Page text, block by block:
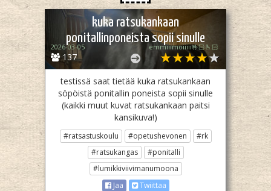
kuka ratsukankaan
ponitallinponeista sopii sinulle
137
2026-03-05 emmiiimoiiiii🤟🏻🫰🏻
testissä saat tietää kuka ratsukankaan
söpöistä ponitallin poneista sopii sinulle
(kaikki muut kuvat ratsukankaan paitsi
kansikuva!)
#ratsastuskoulu #opetushevonen
#rk
#ratsukangas
#ponitalli
#lumikkiviivimanumoona
Jaa
Twiittaa